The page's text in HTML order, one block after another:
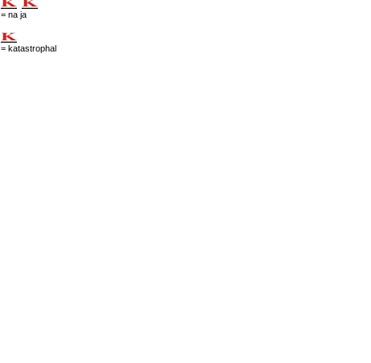
= na ja
= katastrophal